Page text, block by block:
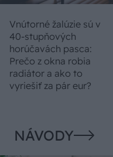
Vnútorné žalúzie sú v
40-stupňových
horúčavách pasca:
Prečo z okna robia
radiátor a ako to
vyriešiť za pár eur?
NÁVODY